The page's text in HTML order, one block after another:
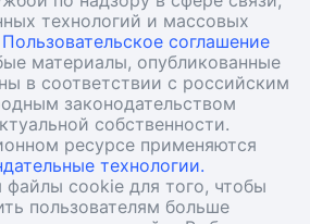
технологий и массовых
Пользовательское соглашение
материалы, опубликованные
в соответствии с российским
законодательством
собственности.
ресурсе применяются
технологии.
cookie для того, чтобы
пользователям больше